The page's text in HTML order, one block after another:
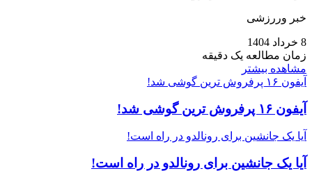
خبر وررزشی
8 خرداد 1404
زمان مطالعه یک دقیقه
مشاهده بیشتر
آیفون ۱۶ پرفروش‌ ترین گوشی شد!
آیفون ۱۶ پرفروش‌ ترین گوشی شد!
آیا یک جانشین برای رونالدو در راه است!
آیا یک جانشین برای رونالدو در راه است!